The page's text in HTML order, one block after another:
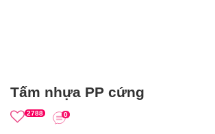
Tấm nhựa PP cứng
2788 0